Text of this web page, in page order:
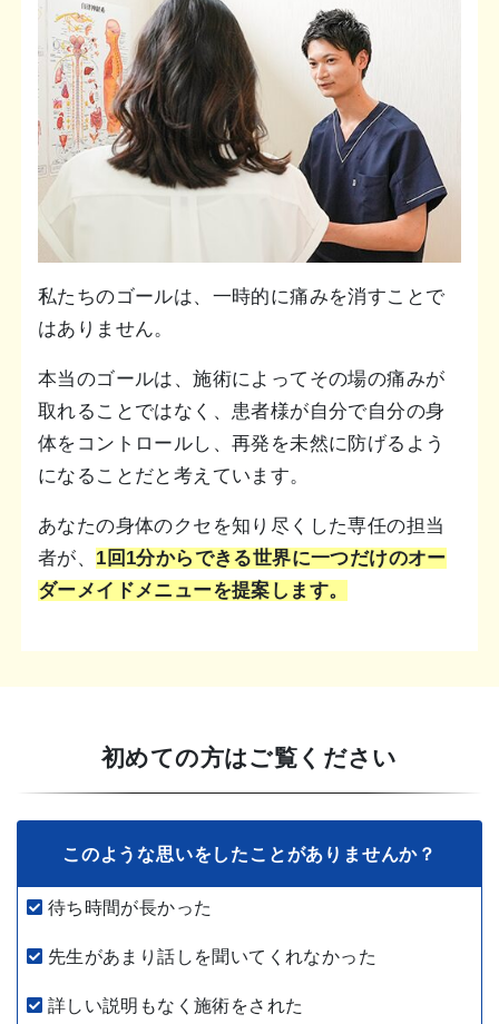
私たちのゴールは、一時的に痛みを消すことで
はありません。
本当のゴールは、施術によってその場の痛みが
取れることではなく、患者様が自分で自分の身
体をコントロールし、再発を未然に防げるよう
になることだと考えています。
あなたの身体のクセを知り尽くした専任の担当
者が、 1回1分からできる世界に一つだけのオー
ダーメイドメニューを提案します。
初めての方はご覧ください
このような思いをしたことがありませんか？
待ち時間が長かった
先生があまり話しを聞いてくれなかった
詳しい説明もなく施術をされた